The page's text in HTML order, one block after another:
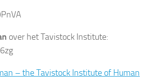
over het Tavistock Institute:
– the Tavistock Institute of Human